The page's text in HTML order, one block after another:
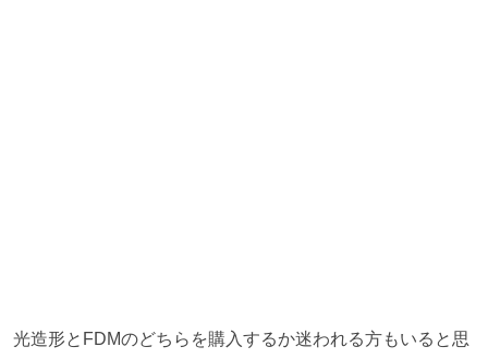
光造形とFDMのどちらを購入するか迷われる方もいると思